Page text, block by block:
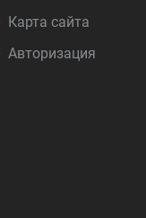
Карта сайта
Авторизация